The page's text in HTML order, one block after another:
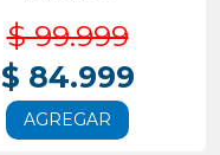
$ 99.999
$ 84.999
AGREGAR